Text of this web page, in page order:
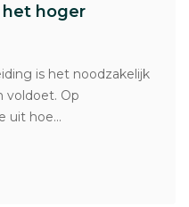
het hoger
is het noodzakelijk
voldoet. Op
uit hoe...